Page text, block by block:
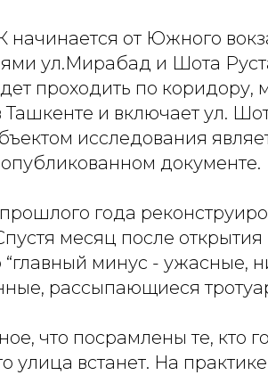
начинается от Южного
ул.Мирабад и Шота
проходить по
Ташкенте и включает ул.
исследования
опубликованном документе.
года
месяц после
“главный минус - ужасные,
рассыпающиеся
что посрамлены те, кто
улица встанет. На